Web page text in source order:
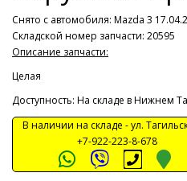
Снято с автомобиля: Mazda 3
Складской номер запчасти: 20595
Описание запчасти:
Целая
Доступность: На складе в Нижнем
В наличии на складе -ул.
+7-922-223-8-678